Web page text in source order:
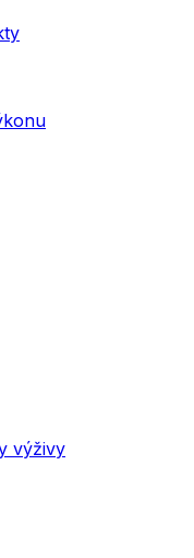
výživy